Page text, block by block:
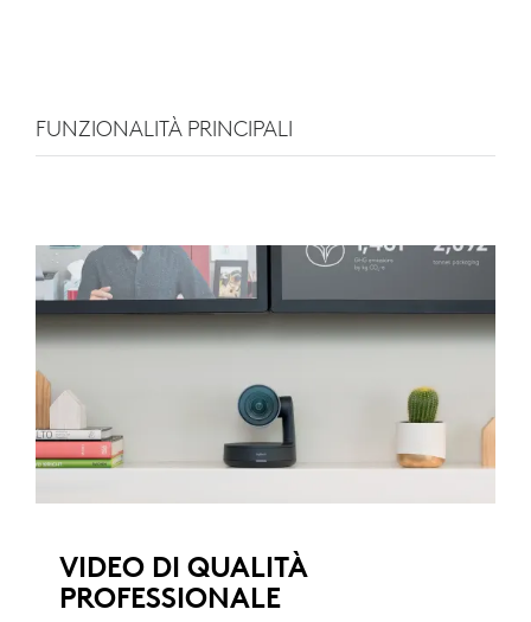
FUNZIONALITÀ PRINCIPALI
VIDEO DI QUALITÀ
PROFESSIONALE